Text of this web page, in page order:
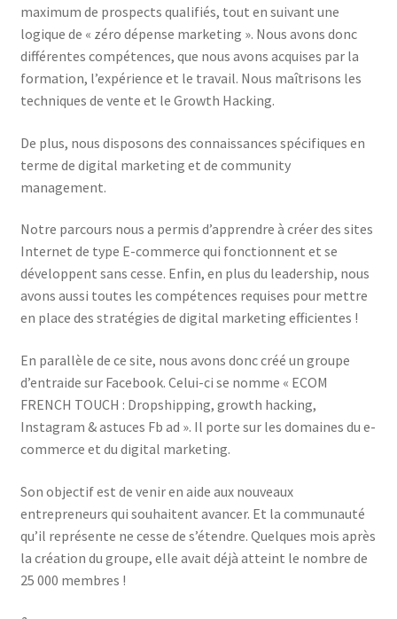
maximum de prospects qualifiés, tout en suivant une
logique de « zéro dépense marketing ». Nous avons donc
différentes compétences, que nous avons acquises par la
formation, l’expérience et le travail. Nous maîtrisons les
techniques de vente et le Growth Hacking.
De plus, nous disposons des connaissances spécifiques en
terme de digital marketing et de community
management.
Notre parcours nous a permis d’apprendre à créer des sites
Internet de type E-commerce qui fonctionnent et se
développent sans cesse. Enfin, en plus du leadership, nous
avons aussi toutes les compétences requises pour mettre
en place des stratégies de digital marketing efficientes !
En parallèle de ce site, nous avons donc créé un groupe
d’entraide sur Facebook. Celui-ci se nomme « ECOM
FRENCH TOUCH : Dropshipping, growth hacking,
Instagram & astuces Fb ad ». Il porte sur les domaines du e-
commerce et du digital marketing.
Son objectif est de venir en aide aux nouveaux
entrepreneurs qui souhaitent avancer. Et la communauté
qu’il représente ne cesse de s’étendre. Quelques mois après
la création du groupe, elle avait déjà atteint le nombre de
25 000 membres !